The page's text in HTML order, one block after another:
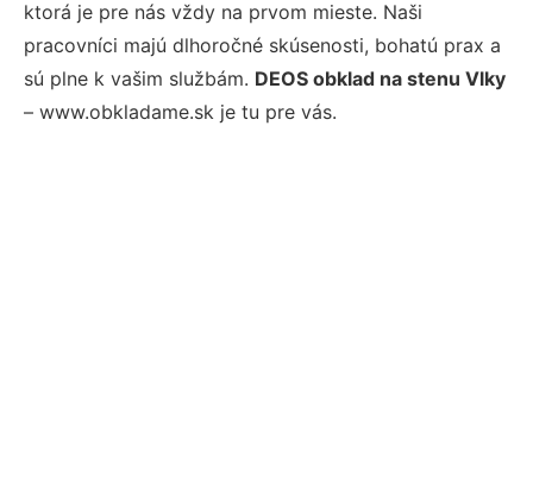
ktorá je pre nás vždy na prvom mieste. Naši
pracovníci majú dlhoročné skúsenosti, bohatú prax a
sú plne k vašim službám. DEOS obklad na stenu Vlky
– www.obkladame.sk je tu pre vás.